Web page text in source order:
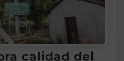
calidad del